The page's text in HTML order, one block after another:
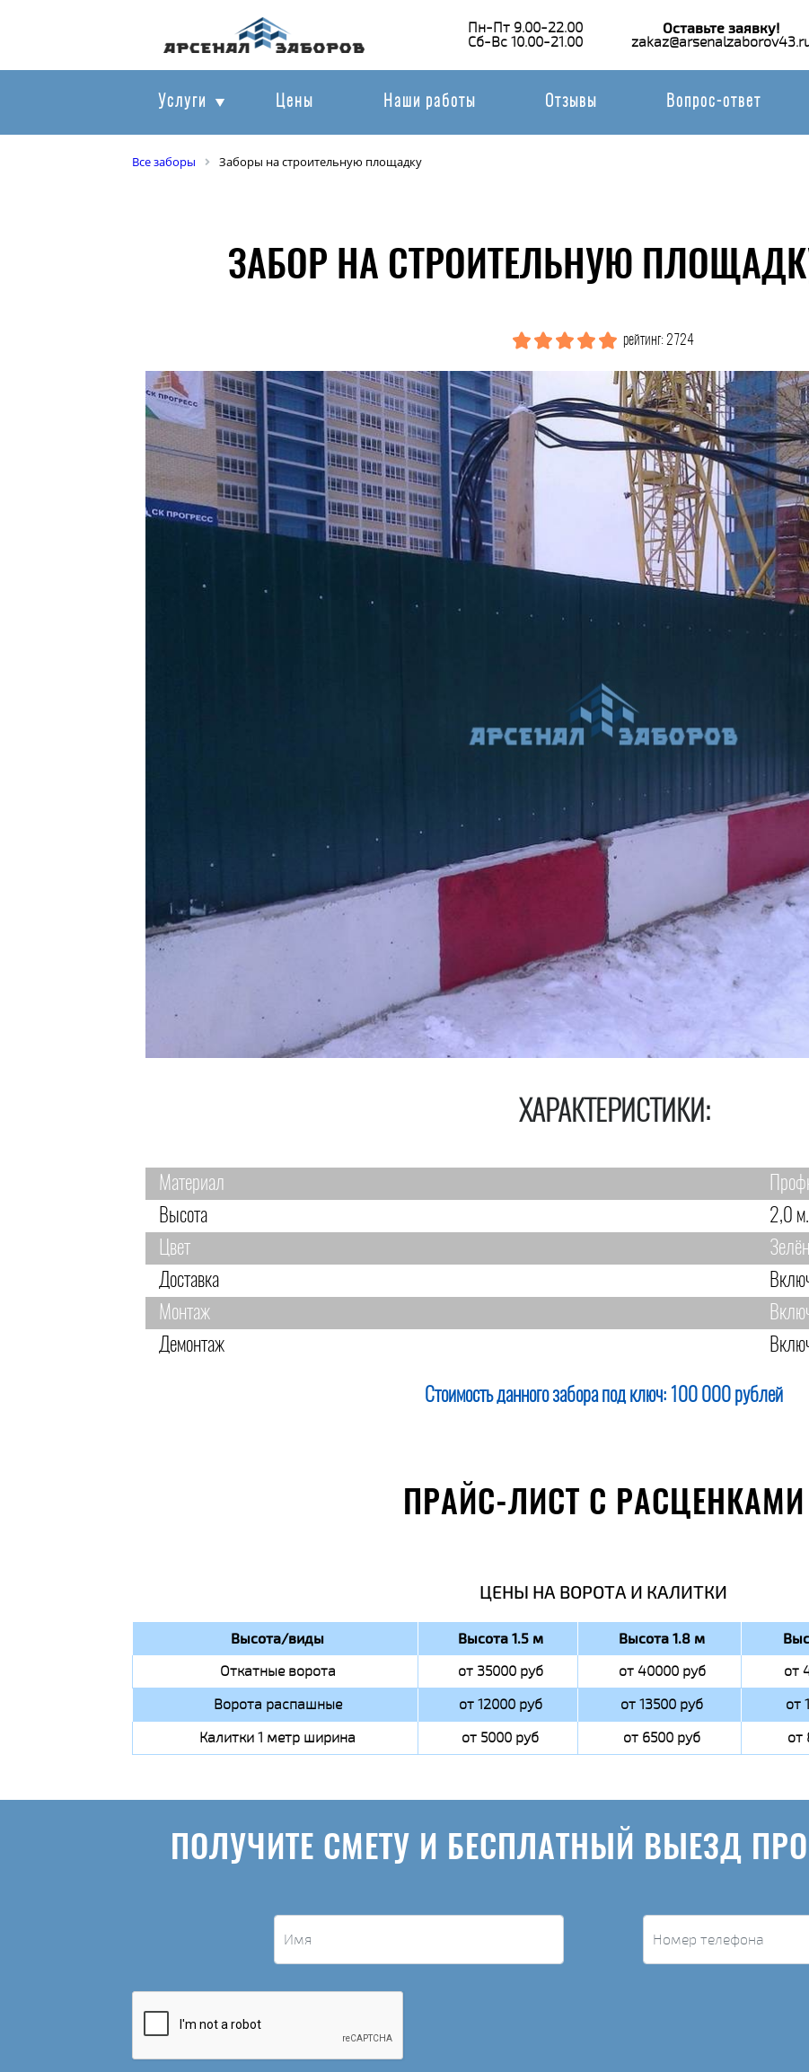
Пн-Пт 9.00-22.00
Сб-Вс 10.00-21.00
Оставьте заявку!
Услуги Цены Наши работы Отзывы Вопрос-ответ
Все заборы Заборы на строительную площадку
ЗАБОР НА СТРОИТЕЛЬНУЮ
рейтинг: 2724
ХАРАКТЕРИСТИКИ:
Материал
Высота
2,0 м.
Цвет
Доставка
Монтаж
Демонтаж
Стоимость данного забора под ключ: 100 000 рублей
ПРАЙС-ЛИСТ С РАСЦЕНКАМИ
ЦЕНЫ НА ВОРОТА И КАЛИТКИ
Высота/виды Высота 1.5 м Высота 1.8 м
Откатные ворота от 35000 руб от 40000 руб от
Ворота распашные
от 12000 руб от 13500 руб от
Калитки 1 метр ширина
от 5000 руб от 6500 руб от
ПОЛУЧИТЕ СМЕТУ И БЕСПЛАТНЫЙ ВЫЕЗД